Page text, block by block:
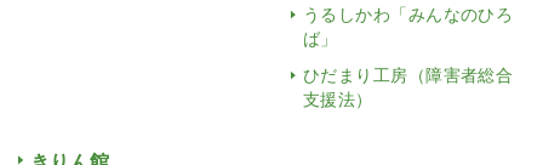
うるしかわ「みんなのひろ
ば」
ひだまり工房（障害者総合
支援法）